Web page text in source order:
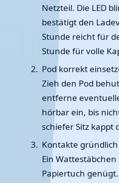
Netzteil. Die LED
bestätigt den
Stunde reicht für
Stunde für volle
Pod korrekt
Zieh den Pod
entferne
hörbar ein, bis
schiefer Sitz kappt
Kontakte
Ein
Papiertuch